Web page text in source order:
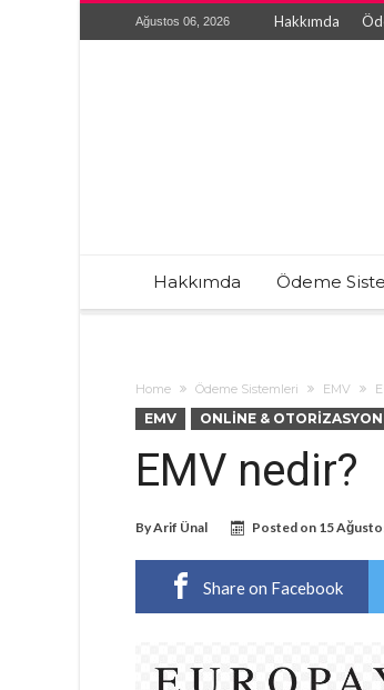
Ağustos 06, 2026 Hakkımda
Hakkımda Ödeme
Home Ödeme Sistemleri EMV
EMV ONLINE & OTORIZASYON
EMV nedir?
ByArif Ünal Posted on 15
Share on Facebook